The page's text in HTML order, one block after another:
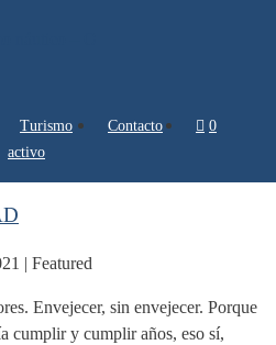
Turismo
activo
Contacto 0 artículos
| Featured
Envejecer, sin envejecer. Porque
cumplir y cumplir años, eso sí,